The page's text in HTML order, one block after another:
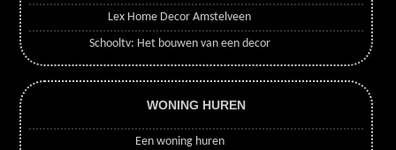
Lex Home Decor Amstelveen
Schooltv: Het bouwen van een decor
WONING HUREN
Een woning huren